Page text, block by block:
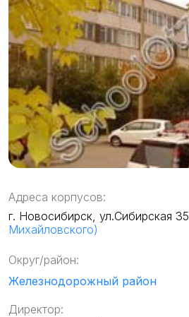
Адреса корпусов:
г. Новосибирск, ул.Сибирская 35
Михайловского)
Округ/район:
Железнодорожный район
Директор: